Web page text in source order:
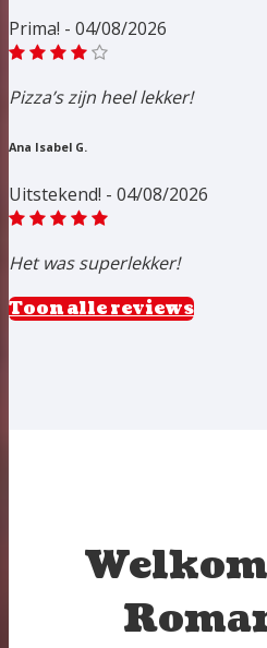
Prima! - 04/08/2026
Pizza’s zijn heel lekker!
Ana Isabel G.
Uitstekend! - 04/08/2026
Het was superlekker!
Toon alle reviews